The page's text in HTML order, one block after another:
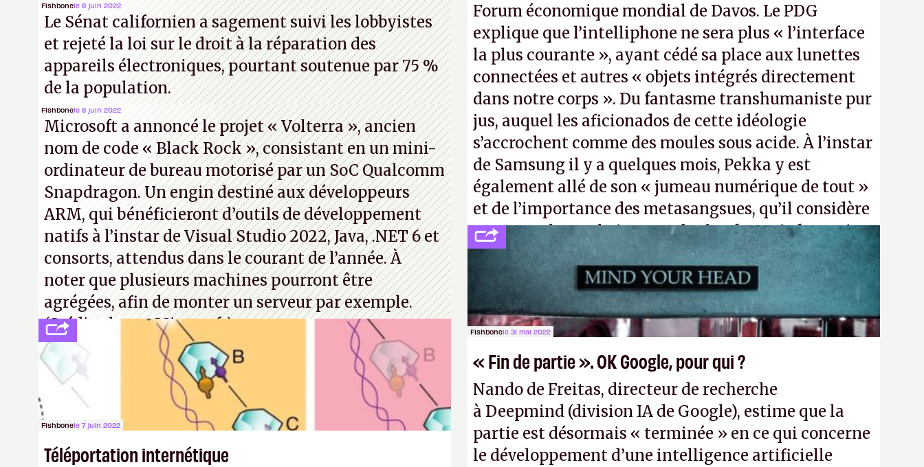
Fishbonele 8 juin 2022
Le Sénat californien a sagement suivi les lobbyistes
et rejeté la loi sur le droit à la réparation des
appareils électroniques, pourtant soutenue par 75 %
de la population.
Fishbonele 8 juin 2022
Microsoft a annoncé le projet « Volterra », ancien
nom de code « Black Rock », consistant en un mini-
ordinateur de bureau motorisé par un SoC Qualcomm
Snapdragon. Un engin destiné aux développeurs
ARM, qui bénéficieront d’outils de développement
natifs à l’instar de Visual Studio 2022, Java, .NET 6 et
consorts, attendus dans le courant de l’année. À
noter que plusieurs machines pourront être
agrégées, afin de monter un serveur par exemple.
(Crédit photo : Microsoft)
Forum économique mondial de Davos. Le PDG
explique que l’intelliphone ne sera plus « l’interface
la plus courante », ayant cédé sa place aux lunettes
connectées et autres « objets intégrés directement
dans notre corps ». Du fantasme transhumaniste pur
jus, auquel les aficionados de cette idéologie
s’accrochent comme des moules sous acide. À l’instar
de Samsung il y a quelques mois, Pekka y est
également allé de son « jumeau numérique de tout »
et de l’importance des metasangsues, qu’il considère
comme «la prochaine grande plateforme informatique
après le World Wide Web et le mobile». (Crédit photo :
Pexels / Pixabay)
Fishbonele 7 juin 2022
Téléportation internétique
Fishbonele 31 mai 2022
« Fin de partie ». OK Google, pour qui ?
Nando de Freitas, directeur de recherche
à Deepmind (division IA de Google), estime que la
partie est désormais « terminée » en ce qui concerne
le développement d’une intelligence artificielle